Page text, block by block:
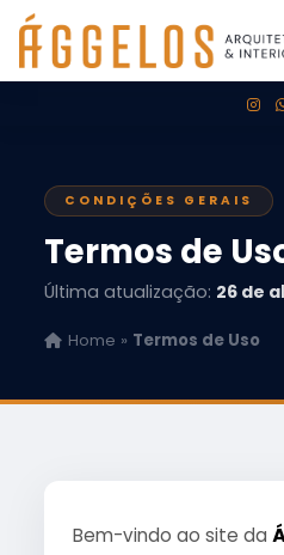
CONDIÇÕES GERAIS
Termos de
Última atualização: 26 de
Home » Termos de Uso
Bem-vindo ao site da